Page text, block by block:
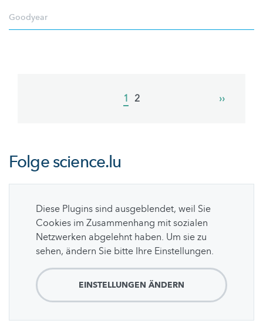
Goodyear
Current
1 Page
2
Next
››
Folgescience.lu
Diese Plugins sind ausgeblendet, weil Sie
Cookies im Zusammenhang mit sozialen
Netzwerken abgelehnt haben. Um sie zu
sehen, ändern Sie bitte Ihre Einstellungen.
EINSTELLUNGEN ÄNDERN